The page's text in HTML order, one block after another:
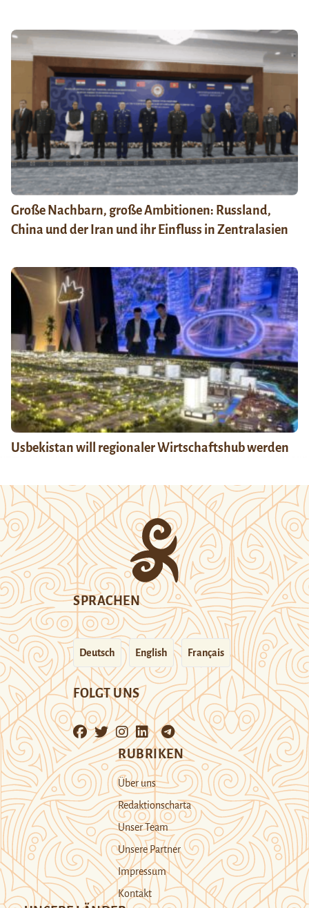
Große Nachbarn, große Ambitionen: Russland,
China und der Iran und ihr Einfluss in Zentralasien
Usbekistan will regionaler Wirtschaftshub werden
SPRACHEN
Deutsch English Français
FOLGT UNS
RUBRIKEN
Über uns
Redaktionscharta
Unser Team
Unsere Partner
Impressum
Kontakt